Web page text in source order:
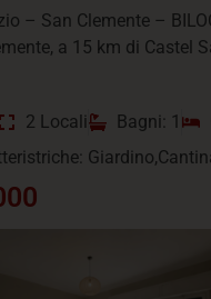
– San Clemente –
a 15 km di Castel
2 Locali Bagni: 1